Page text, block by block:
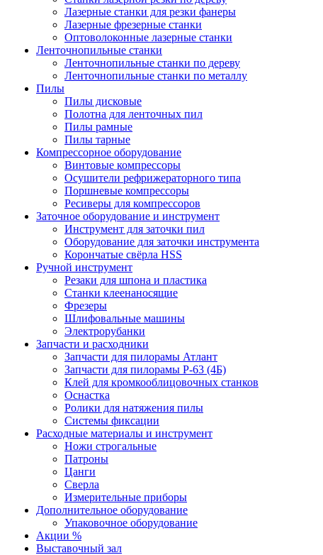
Лазерные станки для резки фанеры
Лазерные фрезерные станки
Оптоволоконные лазерные станки
Ленточнопильные станки
Ленточнопильные станки по дереву
Ленточнопильные станки по металлу
Пилы
Пилы дисковые
Полотна для ленточных пил
Пилы рамные
Пилы тарные
Компрессорное оборудование
Винтовые компрессоры
Осушители рефрижераторного типа
Поршневые компрессоры
Ресиверы для компрессоров
Заточное оборудование и инструмент
Инструмент для заточки пил
Оборудование для заточки инструмента
Корончатые свёрла HSS
Ручной инструмент
Резаки для шпона и пластика
Станки клеенаносящие
Фрезеры
Шлифовальные машины
Электрорубанки
Запчасти и расходники
Запчасти для пилорамы Атлант
Запчасти для пилорамы Р-63 (4Б)
Клей для кромкооблицовочных станков
Оснастка
Ролики для натяжения пилы
Системы фиксации
Расходные материалы и инструмент
Ножи строгальные
Патроны
Цанги
Сверла
Измерительные приборы
Дополнительное оборудование
Упаковочное оборудование
Акции %
Выставочный зал